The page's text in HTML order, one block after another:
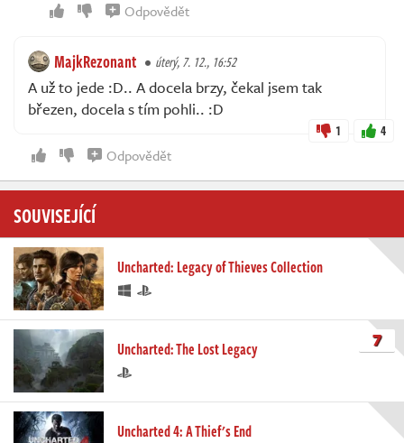
Odpovědět
MajkRezonant úterý, 7. 12., 16:52
A už to jede :D.. A docela brzy, čekal jsem tak
březen, docela s tím pohli.. :D
1 4
Odpovědět
SOUVISEJÍCÍ
Uncharted: Legacy of Thieves Collection
Uncharted: The Lost Legacy 7
Uncharted 4: A Thief's End